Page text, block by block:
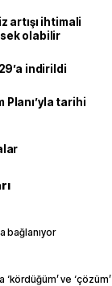
artışı ihtimali
olabilir
indirildi
Planı’yla tarihi
bağlanıyor
ve ‘çözüm’